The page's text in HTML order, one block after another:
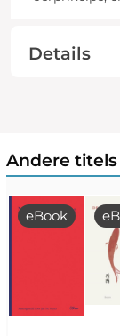
Details
Andere
eBook